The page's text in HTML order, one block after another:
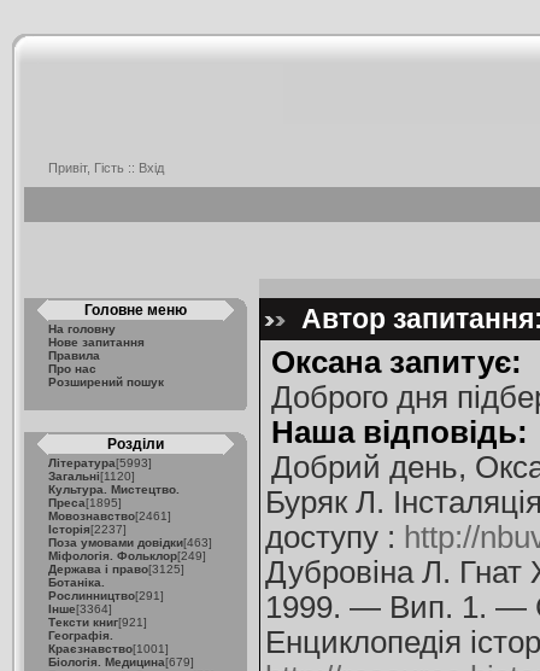
Привіт, Гість :: Вхід
Головне меню
На головну
Нове запитання
Правила
Про нас
Розширений пошук
Розділи
Література[5993]
Загальні[1120]
Культура. Мистецтво.
Преса[1895]
Мовознавство[2461]
Історія[2237]
Поза умовами довідки[463]
Міфологія. Фольклор[249]
Держава і право[3125]
Ботаніка.
Рослинництво[291]
Інше[3364]
Тексти книг[921]
Географія.
Краєзнавство[1001]
Біологія. Медицина[679]
Автор
Оксана запитує:
Доброго дня
Наша відповідь:
Добрий день,
Буряк Л.
доступу : http://
Дубровіна Л. Гнат
1999. — Вип. 1. —
Енциклопедія